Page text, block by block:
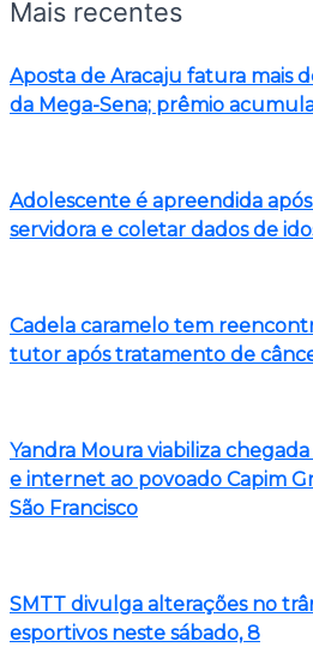
Mais recentes
Aposta de Aracaju fatura mais
da Mega-Sena; prêmio
Adolescente é apreendida
servidora e coletar dados de
Cadela caramelo tem
tutor após tratamento de
Yandra Moura viabiliza
e internet ao povoado Capim
São Francisco
SMTT divulga alterações no
esportivos neste sábado, 8